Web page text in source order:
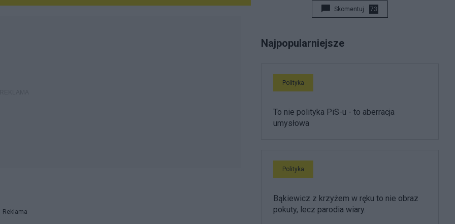
Reklama
Skomentuj 73
Najpopularniejsze
Polityka
To nie polityka PiS-u - to aberracja
umysłowa
Polityka
Bąkiewicz z krzyżem w ręku to nie obraz
pokuty, lecz parodia wiary.